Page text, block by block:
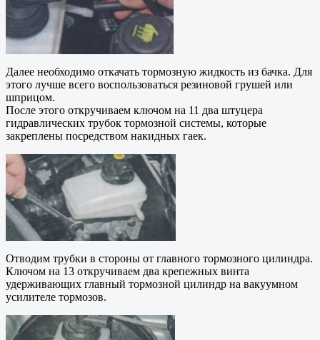
Далее необходимо откачать тормозную жидкость из бачка. Для
этого лучше всего воспользоваться резиновой грушей или
шприцом.
После этого откручиваем ключом на 11 два штуцера
гидравлических трубок тормозной системы, которые
закреплены посредством накидных гаек.
Отводим трубки в стороны от главного тормозного цилиндра.
Ключом на 13 откручиваем два крепежных винта
удерживающих главный тормозной цилиндр на вакуумном
усилителе тормозов.